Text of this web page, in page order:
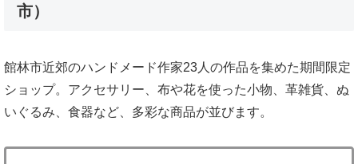
市）
館林市近郊のハンドメード作家23人の作品を集めた期間限定
ショップ。アクセサリー、布や花を使った小物、革雑貨、ぬ
いぐるみ、食器など、多彩な商品が並びます。